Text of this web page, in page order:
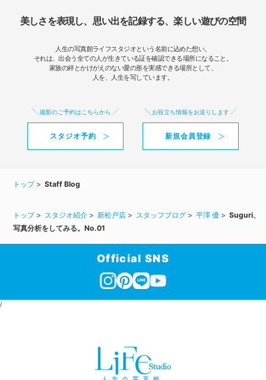
美しさを表現し、思い出を記録する、楽しい遊びの空間
人生の写真館ライフスタジオという名前に込めた想い。
それは、出会う全ての人が生きている証を確認できる場所になること。
家族の絆とかけがえのない愛の形を実感できる場所として、
人を、人生を写しています。
撮影のご予約はこちらから
スタジオ予約
お役立ち情報をお送りします
新規会員登録
トップ Staff Blog
トップ スタジオ紹介 新松戸店 スタッフブログ 平澤 優
Suguri、
写真分析をしてみる。No.01
Official SNS
/